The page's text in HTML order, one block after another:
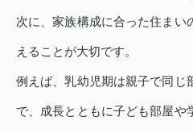
次に、家族構成に合った住まい
えることが大切です。
例えば、乳幼児期は親子で同じ
で、成長とともに子ども部屋や